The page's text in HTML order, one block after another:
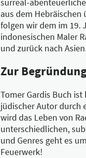
aus dem
folgen wir dem im 19.
indonesischen Maler
und zurück nach
Zur
Tomer Gardis Buch
jüdischer Autor durch
wird das Leben von
unterschiedlichen,
und Genres geht es
Feuerwerk!